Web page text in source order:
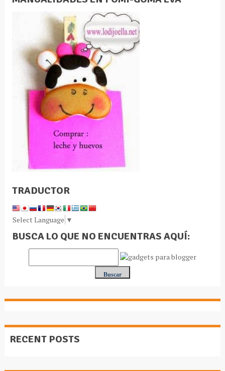
TRADUCTOR
Select Language ▼
BUSCA LO QUE NO ENCUENTRAS AQUÍ:
RECENT POSTS